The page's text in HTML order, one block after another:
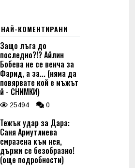
НАЙ-КОМЕНТИРАНИ
Защо лъга до
последно?!? Айлин
Бобева не се венча за
Фарид, а за... (няма да
повярвате кой е мъжът
й - СНИМКИ)
25494 0
Тежък удар за Дара:
Саня Армутлиева
смразена към нея,
държи се безобразно!
(още подробности)